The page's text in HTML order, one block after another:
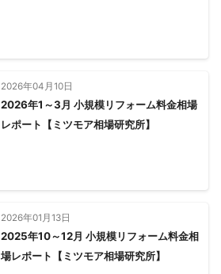
2026年04月10日
2026年1～3月 小規模リフォーム料金相場
レポート【ミツモア相場研究所】
2026年01月13日
2025年10～12月 小規模リフォーム料金相
場レポート【ミツモア相場研究所】